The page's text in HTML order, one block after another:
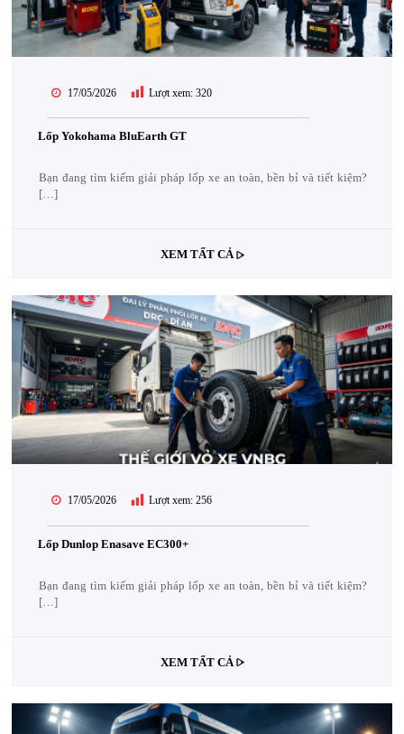
17/05/2026 Lượt xem: 320
Lốp Yokohama BluEarth GT
Bạn đang tìm kiếm giải pháp lốp xe an toàn, bền bỉ và tiết kiệm?
[…]
XEM TẤT CẢ
17/05/2026 Lượt xem: 256
Lốp Dunlop Enasave EC300+
Bạn đang tìm kiếm giải pháp lốp xe an toàn, bền bỉ và tiết kiệm?
[…]
XEM TẤT CẢ